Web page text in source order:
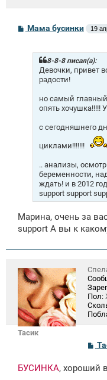
С
о
Мама бусинки 19
8-8-8 писал(а):
Девочки, привет
радости!
но самый главный
опять хочушка!!!!!
с сегодняшнего
циклами!!!!!!!
.. анализы,
беременности,
ждать! и в 2012
support support
Марина, очень за
support А вы к
Тасик
Пол:
С
б
БУСИНКА, хороший